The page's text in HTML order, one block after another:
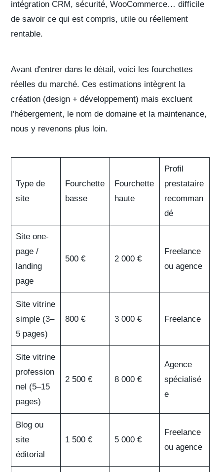
intégration CRM, sécurité, WooCommerce… difficile
de savoir ce qui est compris, utile ou réellement
rentable.
Avant d'entrer dans le détail, voici les fourchettes
réelles du marché. Ces estimations intègrent la
création (design + développement) maisexcluent
l'hébergement, le nom de domaine et la maintenance,
nous y revenons plus loin.
Type de
site
Fourchette
basse
Fourchette
haute
Profil
prestataire
recomman
dé
Site one-
page /
landing
page
500 € 2 000 €
Freelance
ou agence
Site vitrine
simple (3–
5 pages)
800 € 3 000 € Freelance
Site vitrine
profession
nel (5–15
pages)
2 500 € 8 000 €
Agence
spécialisé
e
Blog ou
site
éditorial
1 500 € 5 000 €
Freelance
ou agence